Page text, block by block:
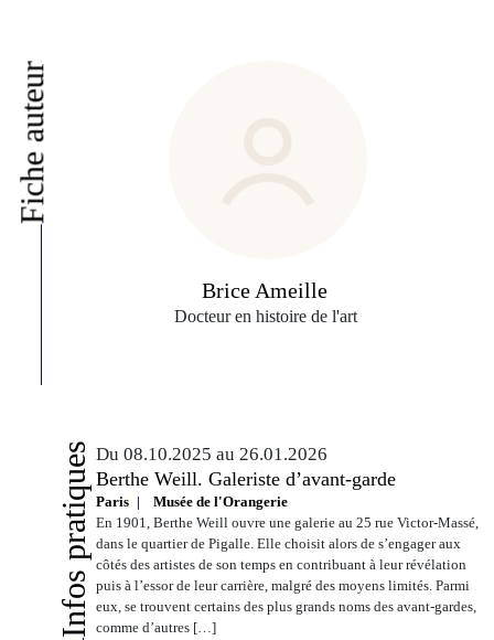
Fiche auteur
Brice Ameille
Docteur en histoire de l'art
Infos pratiques Du 08.10.2025 au 26.01.2026
Berthe Weill. Galeriste d’avant-garde
Paris
Musée de l'Orangerie
En 1901, Berthe Weill ouvre une galerie au 25 rue Victor-Massé,
dans le quartier de Pigalle. Elle choisit alors de s’engager aux
côtés des artistes de son temps en contribuant à leur révélation
puis à l’essor de leur carrière, malgré des moyens limités. Parmi
eux, se trouvent certains des plus grands noms des avant-gardes,
comme d’autres […]